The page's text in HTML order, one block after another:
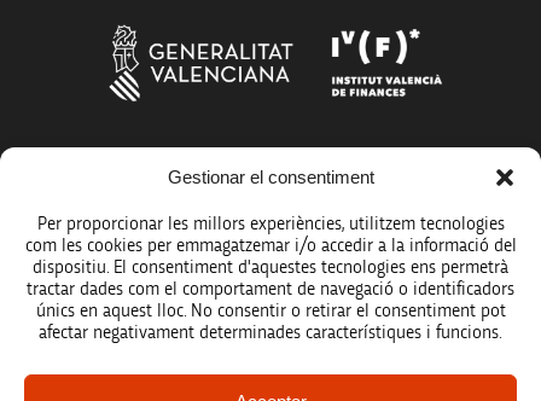
Gestionar el consentiment
Per proporcionar les millors experiències, utilitzem tecnologies
com les cookies per emmagatzemar i/o accedir a la informació del
dispositiu. El consentiment d'aquestes tecnologies ens permetrà
tractar dades com el comportament de navegació o identificadors
únics en aquest lloc. No consentir o retirar el consentiment pot
afectar negativament determinades característiques i funcions.
Més organismes de suport a la innovació
Avís legal
Política de protecció de dades